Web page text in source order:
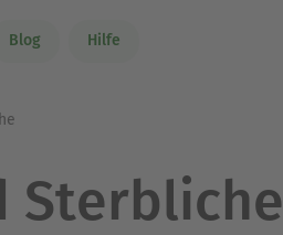
Blog Hilfe
Sterbliche